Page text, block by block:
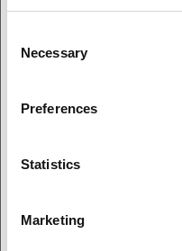
Selection
Necessary
Preferences
Statistics
Marketing